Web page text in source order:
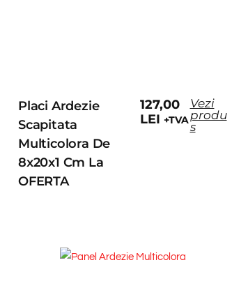
Placi Ardezie
Scapitata
Multicolora De
8x20x1 Cm La
OFERTA
127,00
LEI +TVA
Vezi
produ
s